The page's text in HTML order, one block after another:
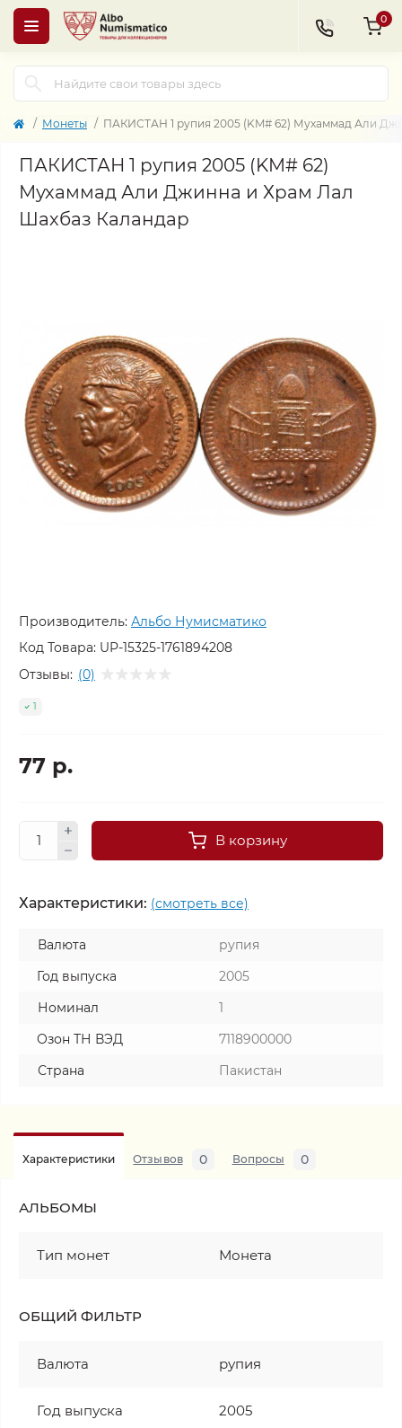
0
Монеты ПАКИСТАН 1 рупия 2005 (KM# 62) Мухаммад Али
ПАКИСТАН 1 рупия 2005 (KM# 62)
Мухаммад Али Джинна и Храм Лал
Шахбаз Каландар
Производитель: Альбо Нумисматико
Код Товара: UP-15325-1761894208
Отзывы: (0)
1
77 р.
В корзину
Характеристики: (смотреть все)
Валюта
рупия
Год выпуска
2005
Номинал
1
Озон ТН ВЭД
7118900000
Страна
Пакистан
Характеристики Отзывов 0 Вопросы 0
АЛЬБОМЫ
Тип монет Монета
ОБЩИЙ ФИЛЬТР
Валюта рупия
Год выпуска 2005